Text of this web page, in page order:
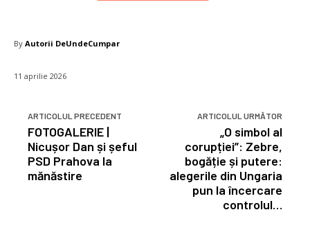
By Autorii DeUndeCumpar
11 aprilie 2026
ARTICOLUL PRECEDENT
FOTOGALERIE |
Nicușor Dan și șeful
PSD Prahova la
mănăstire
ARTICOLUL URMĂTOR
„O simbol al
corupției”: Zebre,
bogăție și putere:
alegerile din Ungaria
pun la încercare
controlul…